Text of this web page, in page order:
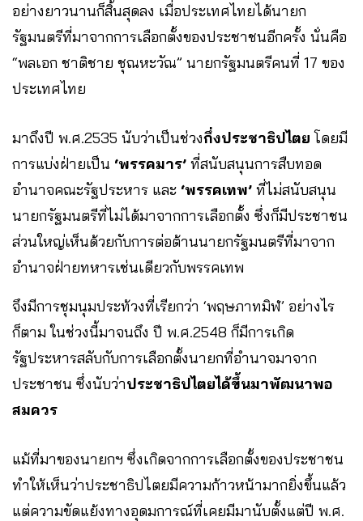
อย่างยาวนานก็สิ้นสุดลง เมื่อประเทศไทยได้นายก
รัฐมนตรีที่มาจากการเลือกตั้งของประชาชนอีกครั้ง นั่นคือ
“พลเอก ชาติชาย ชุณหะวัณ” นายกรัฐมนตรีคนที่ 17 ของ
ประเทศไทย
มาถึงปี พ.ศ.2535 นับว่าเป็นช่วงกึ่งประชาธิปไตย โดยมี
การแบ่งฝ่ายเป็น ‘พรรคมาร’ ที่สนับสนุนการสืบทอด
อำนาจคณะรัฐประหาร และ ‘พรรคเทพ’ ที่ไม่สนับสนุน
นายกรัฐมนตรีที่ไม่ได้มาจากการเลือกตั้ง ซึ่งก็มีประชาชน
ส่วนใหญ่เห็นด้วยกับการต่อต้านนายกรัฐมนตรีที่มาจาก
อำนาจฝ่ายทหารเช่นเดียวกับพรรคเทพ
จึงมีการชุมนุมประท้วงที่เรียกว่า ‘พฤษภาทมิฬ’ อย่างไร
ก็ตาม ในช่วงนี้มาจนถึง ปี พ.ศ.2548 ก็มีการเกิด
รัฐประหารสลับกับการเลือกตั้งนายกที่อำนาจมาจาก
ประชาชน ซึ่งนับว่าประชาธิปไตยได้ขึ้นมาพัฒนาพอ
สมควร
แม้ที่มาของนายกฯ ซึ่งเกิดจากการเลือกตั้งของประชาชน
ทำให้เห็นว่าประชาธิปไตยมีความก้าวหน้ามากยิ่งขึ้นแล้ว
แต่ความขัดแย้งทางอุดมการณ์ที่เคยมีมานับตั้งแต่ปี พ.ศ.